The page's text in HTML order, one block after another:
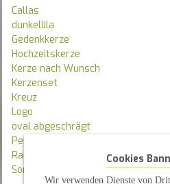
Callas
dunkellila
Gedenkkerze
Hochzeitskerze
Kerze nach Wunsch
Kerzenset
Kreuz
Logo
oval abgeschrägt
Perlmuttkerze
Ranken
Sonderform
Cookies
Wir verwenden Dienste von